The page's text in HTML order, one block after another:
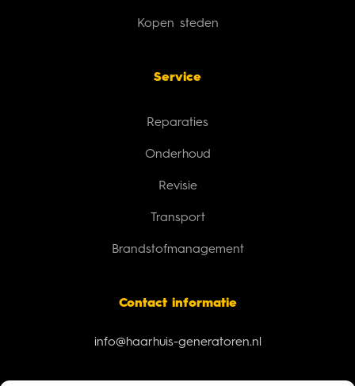
Kopen steden
Service
Reparaties
Onderhoud
Revisie
Transport
Brandstofmanagement
Contact informatie
info@haarhuis-generatoren.nl